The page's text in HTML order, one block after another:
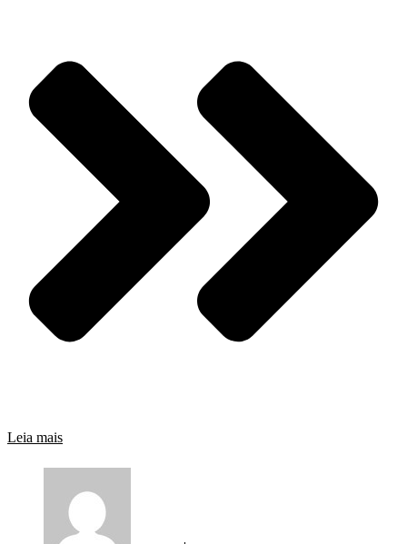
Leia mais